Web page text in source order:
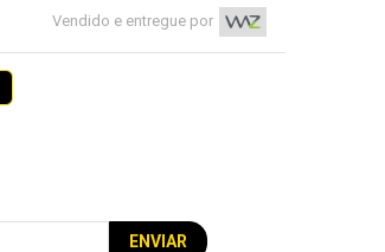
Vendido e entregue por
ENVIAR